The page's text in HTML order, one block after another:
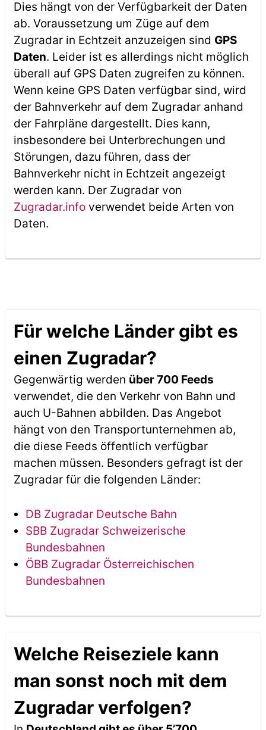
Dies hängt von der Verfügbarkeit der Daten
ab. Voraussetzung um Züge auf dem
Zugradar in Echtzeit anzuzeigen sind GPS
Daten. Leider ist es allerdings nicht möglich
überall auf GPS Daten zugreifen zu können.
Wenn keine GPS Daten verfügbar sind, wird
der Bahnverkehr auf dem Zugradar anhand
der Fahrpläne dargestellt. Dies kann,
insbesondere bei Unterbrechungen und
Störungen, dazu führen, dass der
Bahnverkehr nicht in Echtzeit angezeigt
werden kann. Der Zugradar von
Zugradar.infoverwendet beide Arten von
Daten.
Für welche Länder gibt es
einen Zugradar?
Gegenwärtig werden über 700 Feeds
verwendet, die den Verkehr von Bahn und
auch U-Bahnen abbilden. Das Angebot
hängt von den Transportunternehmen ab,
die diese Feeds öffentlich verfügbar
machen müssen. Besonders gefragt ist der
Zugradar für die folgenden Länder:
DB Zugradar Deutsche Bahn
SBB Zugradar Schweizerische
Bundesbahnen
ÖBB Zugradar Österreichischen
Bundesbahnen
Welche Reiseziele kann
man sonst noch mit dem
Zugradar verfolgen?